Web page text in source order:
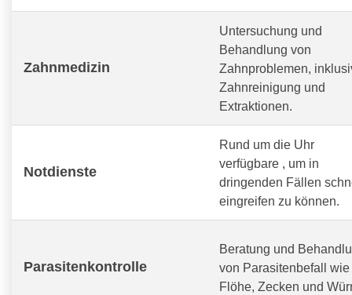
Zahnmedizin
Untersuchung und
Behandlung von
Zahnproblemen,
Zahnreinigung und
Extraktionen.
Notdienste
Rund um die Uhr
verfügbare , um in
dringenden Fällen
eingreifen zu können.
Parasitenkontrolle
Beratung und
von Parasitenbefall wie
Flöhe, Zecken und